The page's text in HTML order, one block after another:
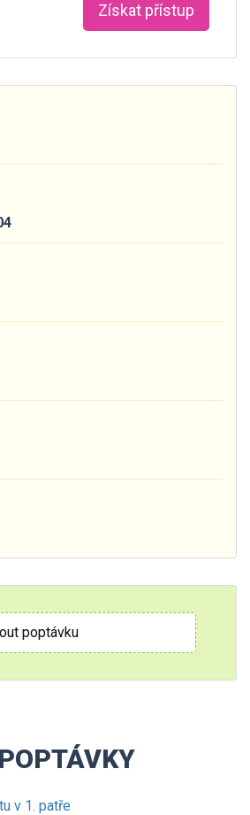
Získat přístup
poptávku
v 1. patře